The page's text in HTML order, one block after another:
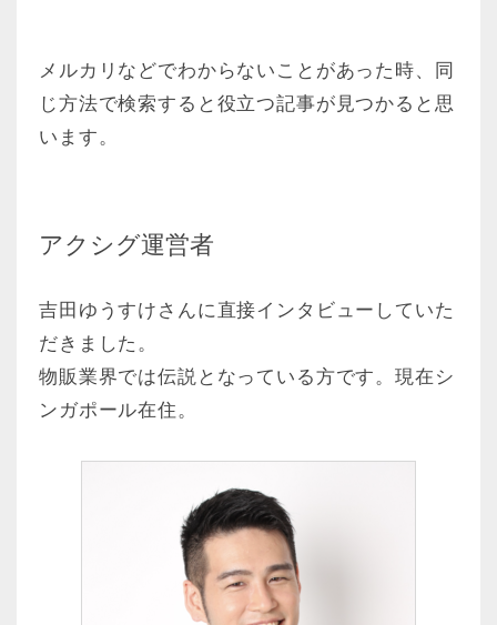
メルカリなどでわからないことがあった時、同
じ方法で検索すると役立つ記事が見つかると思
います。
アクシグ運営者
吉田ゆうすけさんに直接インタビューしていた
だきました。
物販業界では伝説となっている方です。現在シ
ンガポール在住。